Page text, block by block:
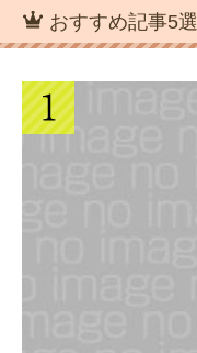
おすすめ記事5選